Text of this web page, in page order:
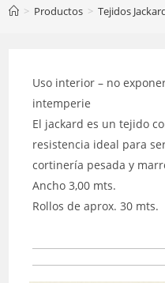
> Productos > Tejidos
Uso interior – no
intemperie
El jackard es un tejido
resistencia ideal para
cortinería pesada y
Ancho 3,00 mts.
Rollos de aprox. 30 mts.